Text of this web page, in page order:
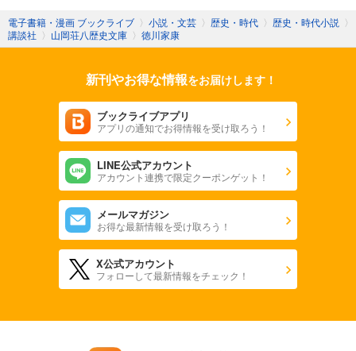
電子書籍・漫画 ブックライブ 〉 小説・文芸 〉 歴史・時代 〉 歴史・時代小説 〉
講談社 〉 山岡荘八歴史文庫 〉 徳川家康
新刊やお得な情報をお届けします！
ブックライブアプリ
アプリの通知でお得情報を受け取ろう！
LINE公式アカウント
アカウント連携で限定クーポンゲット！
メールマガジン
お得な最新情報を受け取ろう！
X公式アカウント
フォローして最新情報をチェック！